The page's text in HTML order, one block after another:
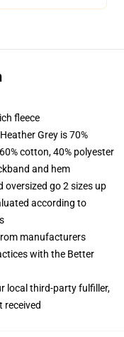
fleece
Grey is 70%
cotton, 40% polyester
and hem
oversized go 2 sizes up
according to
manufacturers
with the Better
local third-party fulfiller,
received